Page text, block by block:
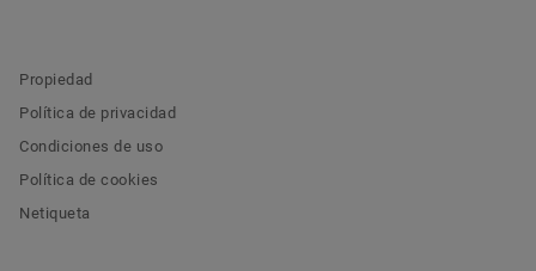
Propiedad
Política de privacidad
Condiciones de uso
Política de cookies
Netiqueta